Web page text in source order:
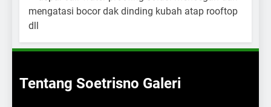
Tentang Soetrisno Galeri